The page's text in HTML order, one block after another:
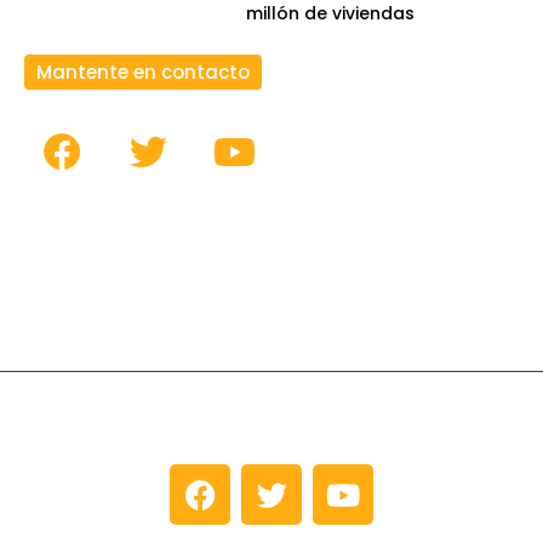
millón de viviendas
Mantente en contacto